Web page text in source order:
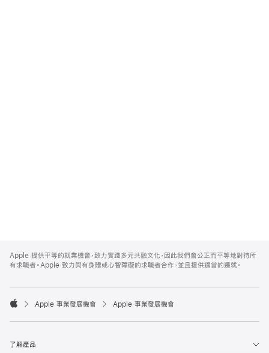
Footer
Apple 提供平等的就業機會，致力實踐多元共融文化，因此我們會公正而平等地對待所
有求職者。Apple 致力與有身體或心智障礙的求職者合作，並且提供適當的遷就。

Apple 事業發展機會 Apple 事業發展機會
了解產品